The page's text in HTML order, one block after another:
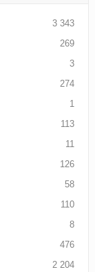
3 343
269
3
274
1
113
11
126
58
110
8
476
2 204